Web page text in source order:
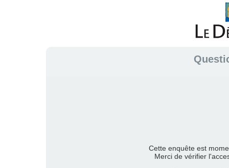
Cette enquête est
Merci de vérifier